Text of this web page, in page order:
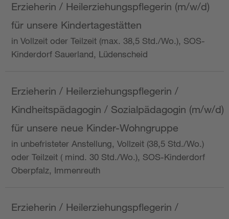
Erzieherin / Heilerziehungspflegerin (m/w/d)
für unsere Kindertagestätten
in Vollzeit oder Teilzeit (max. 38,5 Std./Wo.), SOS-
Kinderdorf Sauerland, Lüdenscheid
Erzieherin / Heilerziehungspflegerin /
Kindheitspädagogin / Sozialpädagogin (m/w/d)
für unsere neue Kinder-Wohngruppe
in unbefristeter Anstellung, Vollzeit (38,5 Std./Wo.)
oder Teilzeit ( mind. 30 Std./Wo.), SOS-Kinderdorf
Oberpfalz, Immenreuth
Erzieherin / Heilerziehungspflegerin /